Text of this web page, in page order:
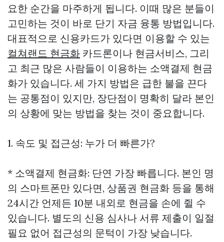
요한 순간을 마주하게 됩니다. 이때 많은 분들이
고민하는 것이 바로 단기 자금 융통 방법입니다.
대표적으로 신용카드가 있다면 이용할 수 있는
컬쳐랜드 현금화 카드론이나 현금서비스, 그리
고 최근 많은 사람들이 이용하는 소액결제 현금
화가 있습니다. 세 가지 방법은 급한 불을 끈다
는 공통점이 있지만, 장단점이 명확히 달라 본인
의 상황에 맞는 방법을 찾는 것이 중요합니다.
1. 속도 및 접근성: 누가 더 빠른가?
* 소액결제 현금화: 단연 가장 빠릅니다. 본인 명
의 스마트폰만 있다면, 상품권 현금화 등을 통해
24시간 언제든 10분 내외로 현금을 손에 쥘 수
있습니다. 별도의 신용 심사나 서류 제출이 일절
필요 없어 접근성의 문턱이 가장 낮습니다.